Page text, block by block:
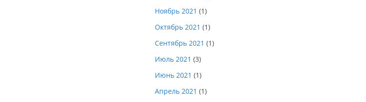
Ноябрь 2021 (1)
Октябрь 2021 (1)
Сентябрь 2021 (1)
Июль 2021 (3)
Июнь 2021 (1)
Апрель 2021 (1)